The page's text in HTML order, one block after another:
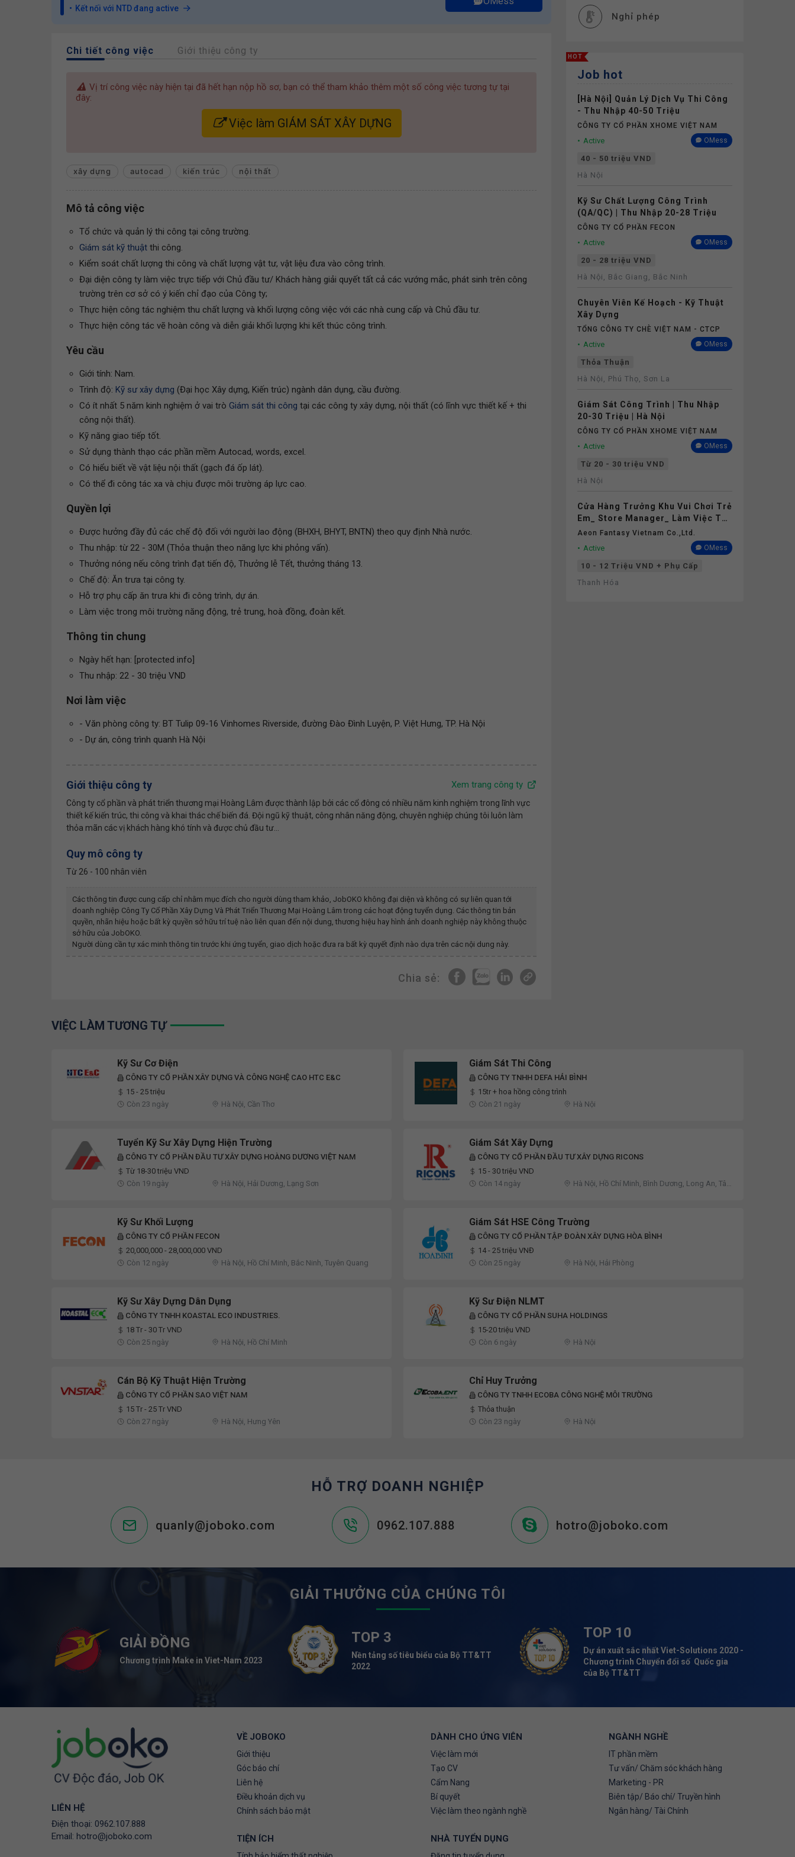
Kết nối với NTD đang active
Chi tiết công việc Giới thiệu công ty
Vị trí công việc này hiện tại đã hết hạn nộp hồ sơ, bạn có thể tham khảo thêm một số công việc tương tự tại
đây:
Việc làm GIÁM SÁT XÂY DỰNG
xây dựng autocad kiến trúc nội thất
Mô tả công việc
Tổ chức và quản lý thi công tại công trường.
Giám sát kỹ thuật thi công.
Kiểm soát chất lượng thi công và chất lượng vật tư, vật liệu đưa vào công trình.
Đại diện công ty làm việc trực tiếp với Chủ đầu tư/ Khách hàng giải quyết tất cả các vướng mắc, phát sinh trên công
trường trên cơ sở có ý kiến chỉ đạo của Công ty;
Thực hiện công tác nghiệm thu chất lượng và khối lượng công việc với các nhà cung cấp và Chủ đầu tư.
Thực hiện công tác vẽ hoàn công và diễn giải khối lượng khi kết thúc công trình.
Yêu cầu
Giới tính: Nam.
Trình độ: Kỹ sư xây dựng (Đại học Xây dựng, Kiến trúc) ngành dân dụng, cầu đường.
Có ít nhất 5 năm kinh nghiệm ở vai trò Giám sát thi công tại các công ty xây dựng, nội thất (có lĩnh vực thiết kế + thi
công nội thất).
Kỹ năng giao tiếp tốt.
Sử dụng thành thạo các phần mềm Autocad, words, excel.
Có hiểu biết về vật liệu nội thất (gạch đá ốp lát).
Có thể đi công tác xa và chịu được môi trường áp lực cao.
Quyền lợi
Được hưởng đầy đủ các chế độ đối với người lao động (BHXH, BHYT, BNTN) theo quy định Nhà nước.
Thu nhập: từ 22 - 30M (Thỏa thuận theo năng lực khi phỏng vấn).
Thưởng nóng nếu công trình đạt tiến độ, Thưởng lễ Tết, thưởng tháng 13.
Chế độ: Ăn trưa tại công ty.
Hỗ trợ phụ cấp ăn trưa khi đi công trình, dự án.
Làm việc trong môi trường năng động, trẻ trung, hoà đồng, đoàn kết.
Thông tin chung
Ngày hết hạn: [protected info]
Thu nhập: 22 - 30 triệu VND
Nơi làm việc
- Văn phòng công ty: BT Tulip 09-16 Vinhomes Riverside, đường Đào Đình Luyện, P. Việt Hưng, TP. Hà Nội
- Dự án, công trình quanh Hà Nội
Giới thiệu công ty Xem trang công ty
Công ty cổ phần và phát triển thương mại Hoàng Lâm được thành lập bởi các cổ đông có nhiều năm kinh nghiệm trong lĩnh vực
thiết kế kiến trúc, thi công và khai thác chế biến đá. Đội ngũ kỹ thuật, công nhân năng động, chuyên nghiệp chúng tôi luôn làm
thỏa mãn các vị khách hàng khó tính và được chủ đầu tư...
Quy mô công ty
Từ 26 - 100 nhân viên
Các thông tin được cung cấp chỉ nhằm mục đích cho người dùng tham khảo, JobOKO không đại diện và không có sự liên quan tới
doanh nghiệp Công Ty Cổ Phần Xây Dựng Và Phát Triển Thương Mại Hoàng Lâm trong các hoạt động tuyển dụng. Các thông tin bản
quyền, nhãn hiệu hoặc bất kỳ quyền sở hữu trí tuệ nào liên quan đến nội dung, thương hiệu hay hình ảnh doanh nghiệp này không thuộc
sở hữu của JobOKO.
Người dùng cần tự xác minh thông tin trước khi ứng tuyển, giao dịch hoặc đưa ra bất kỳ quyết định nào dựa trên các nội dung này.
Chia sẻ:
Nghỉ phép
HOT
Job hot
[Hà Nội] Quản Lý Dịch Vụ Thi Công
- Thu Nhập 40-50 Triệu
CÔNG TY CỔ PHẦN XHOME VIỆT NAM
Active OMess
40 - 50 triệu VND
Hà Nội
Kỹ Sư Chất Lượng Công Trình
(QA/QC) | Thu Nhập 20-28 Triệu
CÔNG TY CỔ PHẦN FECON
Active OMess
20 - 28 triệu VND
Hà Nội, Bắc Giang, Bắc Ninh
Chuyên Viên Kế Hoạch - Kỹ Thuật
Xây Dựng
TỔNG CÔNG TY CHÈ VIỆT NAM - CTCP
Active OMess
Thỏa Thuận
Hà Nội, Phú Thọ, Sơn La
Giám Sát Công Trình | Thu Nhập
20-30 Triệu | Hà Nội
CÔNG TY CỔ PHẦN XHOME VIỆT NAM
Active OMess
Từ 20 - 30 triệu VND
Hà Nội
Cửa Hàng Trưởng Khu Vui Chơi Trẻ
Em_ Store Manager_ Làm Việc Tại
Aeon Mall Thanh Hóa
Aeon Fantasy Vietnam Co.,ltd.
Active OMess
10 - 12 Triệu VND + Phụ Cấp
Thanh Hóa
VIỆC LÀM TƯƠNG TỰ
Kỹ Sư Cơ Điện
CÔNG TY CỔ PHẦN XÂY DỰNG VÀ CÔNG NGHỆ CAO HTC E&C
15 - 25 triệu
Còn 23 ngày
Hà Nội, Cần Thơ
Giám Sát Thi Công
CÔNG TY TNHH DEFA HẢI BÌNH
15tr + hoa hồng công trình
Còn 21 ngày
Hà Nội
Tuyển Kỹ Sư Xây Dựng Hiện Trường
CÔNG TY CỔ PHẦN ĐẦU TƯ XÂY DỰNG HOÀNG DƯƠNG VIỆT NAM
Từ 18-30 triệu VND
Còn 19 ngày
Hà Nội, Hải Dương, Lạng Sơn
Giám Sát Xây Dựng
CÔNG TY CỔ PHẦN ĐẦU TƯ XÂY DỰNG RICONS
15 - 30 triệu VND
Còn 14 ngày
Hà Nội, Hồ Chí Minh, Bình Dương, Long An, Tây
Kỹ Sư Khối Lượng
CÔNG TY CỔ PHẦN FECON
20,000,000 - 28,000,000 VND
Còn 12 ngày
Hà Nội, Hồ Chí Minh, Bắc Ninh, Tuyên Quang
Giám Sát HSE Công Trường
CÔNG TY CỔ PHẦN TẬP ĐOÀN XÂY DỰNG HÒA BÌNH
14 - 25 triệu VNĐ
Còn 25 ngày
Hà Nội, Hải Phòng
Kỹ Sư Xây Dựng Dân Dụng
CÔNG TY TNHH KOASTAL ECO INDUSTRIES.
18 Tr - 30 Tr VND
Còn 25 ngày
Hà Nội, Hồ Chí Minh
Kỹ Sư Điện NLMT
CÔNG TY CỔ PHẦN SUHA HOLDINGS
15-20 triệu VND
Còn 6 ngày
Hà Nội
Cán Bộ Kỹ Thuật Hiện Trường
CÔNG TY CỔ PHẦN SAO VIỆT NAM
15 Tr - 25 Tr VND
Còn 27 ngày
Hà Nội, Hưng Yên
Chỉ Huy Trưởng
CÔNG TY TNHH ECOBA CÔNG NGHỆ MÔI TRƯỜNG
Thỏa thuận
Còn 23 ngày
Hà Nội
HỖ TRỢ DOANH NGHIỆP
quanly@joboko.com 0962.107.888 hotro@joboko.com
GIẢI THƯỞNG CỦA CHÚNG TÔI
GIẢI ĐỒNG
Chương trình Make in Viet-Nam 2023
TOP 3
Nền tảng số tiêu biểu của Bộ TT&TT
2022
TOP 10
Dự án xuất sắc nhất Viet-Solutions 2020 -
Chương trình Chuyển đổi số Quốc gia
của Bộ TT&TT
LIÊN HỆ
Điện thoại: 0962.107.888
Email: hotro@joboko.com
VỀ JOBOKO
Giới thiệu
Góc báo chí
Liên hệ
Điều khoản dịch vụ
Chính sách bảo mật
TIỆN ÍCH
DÀNH CHO ỨNG VIÊN
Việc làm mới
Tạo CV
Cẩm Nang
Bí quyết
Việc làm theo ngành nghề
NHÀ TUYỂN DỤNG
NGÀNH NGHỀ
IT phần mềm
Tư vấn/ Chăm sóc khách hàng
Marketing - PR
Biên tập/ Báo chí/ Truyền hình
Ngân hàng/ Tài Chính